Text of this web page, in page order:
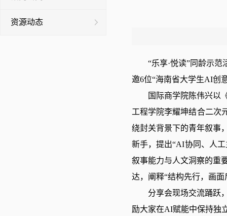
资源动态
“乐享·悦读”同龄示
邀6位“海南省大学生AI创
国际商学院陈伟兴以
工程学院李耀坤结合二次
绕封关背景下的青年叙事
新手，提出“AI协同、人
叙事能力与人文洞察的重
达，阐释“结构先行，画
分享会现场交流踊跃
励大家在AI赋能中保持独